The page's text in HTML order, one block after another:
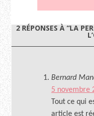
2 RÉPONSES À “LA
Bernard
5 novembre
Tout ce qui
article est